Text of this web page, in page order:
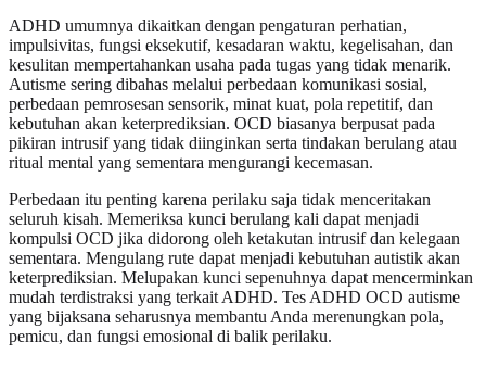
ADHD umumnya dikaitkan dengan pengaturan perhatian,
impulsivitas, fungsi eksekutif, kesadaran waktu, kegelisahan, dan
kesulitan mempertahankan usaha pada tugas yang tidak menarik.
Autisme sering dibahas melalui perbedaan komunikasi sosial,
perbedaan pemrosesan sensorik, minat kuat, pola repetitif, dan
kebutuhan akan keterprediksian. OCD biasanya berpusat pada
pikiran intrusif yang tidak diinginkan serta tindakan berulang atau
ritual mental yang sementara mengurangi kecemasan.
Perbedaan itu penting karena perilaku saja tidak menceritakan
seluruh kisah. Memeriksa kunci berulang kali dapat menjadi
kompulsi OCD jika didorong oleh ketakutan intrusif dan kelegaan
sementara. Mengulang rute dapat menjadi kebutuhan autistik akan
keterprediksian. Melupakan kunci sepenuhnya dapat mencerminkan
mudah terdistraksi yang terkait ADHD. Tes ADHD OCD autisme
yang bijaksana seharusnya membantu Anda merenungkan pola,
pemicu, dan fungsi emosional di balik perilaku.